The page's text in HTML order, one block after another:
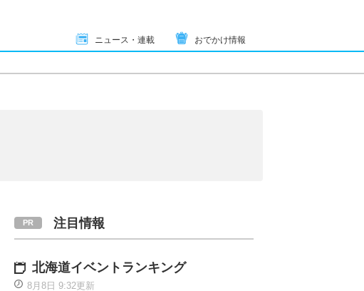
ニュース・連載 おでかけ情報
注目情報
北海道イベントランキング
8月8日 9:32更新